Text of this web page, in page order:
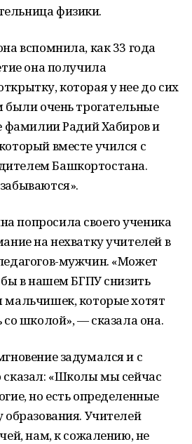
физики.
вспомнила, как 33 года
она получила
которая у нее до сих
были очень трогательные
фамилии Радий Хабиров и
вместе учился с
Башкортостана.
попросила своего ученика
на нехватку учителей в
мужчин. «Может
бы в нашем БГПУ снизить
которые хотят
со школой», — сказала она.
задумался и с
сказал: «Школы мы сейчас
но есть определенные
образования. Учителей
нам, к сожалению, не